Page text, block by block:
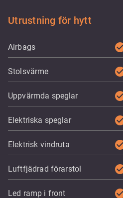
Utrustning för hytt
Airbags
Stolsvärme
Uppvärmda speglar
Elektriska speglar
Elektrisk vindruta
Luftfjädrad förarstol
Led ramp i front